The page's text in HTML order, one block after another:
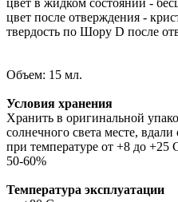
цвет после отверждения -
твердость по Шору D после
Объем: 15 мл.
Условия хранения
Хранить в оригинальной
солнечного света месте,
при температуре от +8 до +25
50-60%
Температура эксплуатации